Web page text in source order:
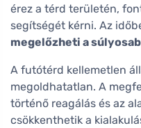
érez a térd területén,
segítségét kérni. Az
megelőzheti a
A futótérd kellemetlen
megoldhatatlan. A
történő reagálás és az
csökkenthetik a